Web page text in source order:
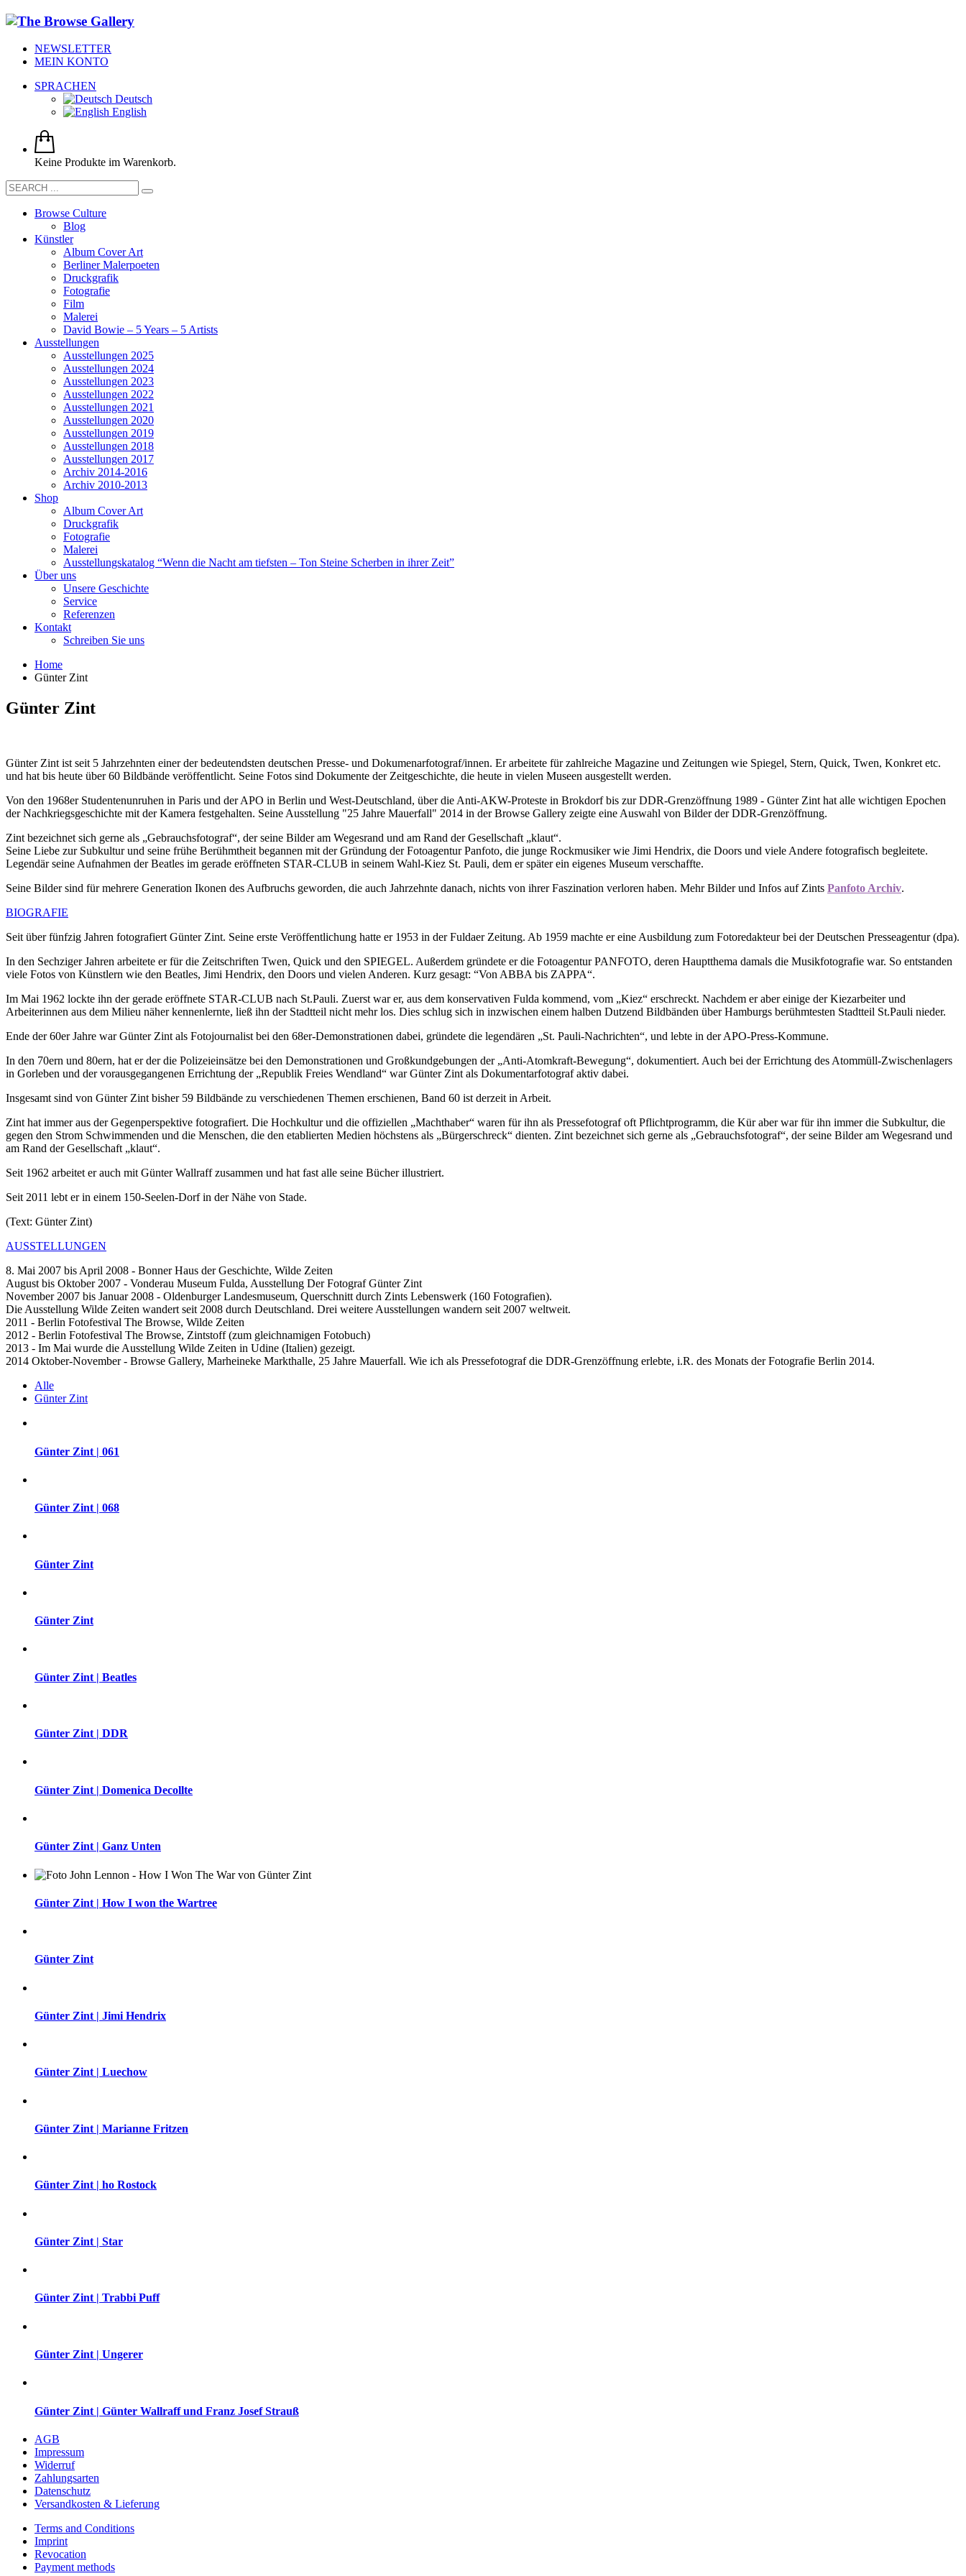
NEWSLETTER
MEIN KONTO
SPRACHEN
Deutsch
English
Keine Produkte im Warenkorb.
Browse Culture
Blog
Künstler
Album Cover Art
Berliner Malerpoeten
Druckgrafik
Fotografie
Film
Malerei
David Bowie – 5 Years – 5 Artists
Ausstellungen
Ausstellungen 2025
Ausstellungen 2024
Ausstellungen 2023
Ausstellungen 2022
Ausstellungen 2021
Ausstellungen 2020
Ausstellungen 2019
Ausstellungen 2018
Ausstellungen 2017
Archiv 2014-2016
Archiv 2010-2013
Shop
Album Cover Art
Druckgrafik
Fotografie
Malerei
Ausstellungskatalog “Wenn die Nacht am tiefsten – Ton Steine Scherben in ihrer Zeit”
Über uns
Unsere Geschichte
Service
Referenzen
Kontakt
Schreiben Sie uns
Home
Günter Zint
Günter Zint
Günter Zint ist seit 5 Jahrzehnten einer der bedeutendsten deutschen Presse- und Dokumenarfotograf/innen. Er arbeitete für zahlreiche Magazine und Zeitungen wie Spiegel, Stern, Quick, Twen, Konkret etc.
und hat bis heute über 60 Bildbände veröffentlicht. Seine Fotos sind Dokumente der Zeitgeschichte, die heute in vielen Museen ausgestellt werden.
Von den 1968er Studentenunruhen in Paris und der APO in Berlin und West-Deutschland, über die Anti-AKW-Proteste in Brokdorf bis zur DDR-Grenzöffnung 1989 - Günter Zint hat alle wichtigen Epochen
der Nachkriegsgeschichte mit der Kamera festgehalten. Seine Ausstellung "25 Jahre Mauerfall" 2014 in der Browse Gallery zeigte eine Auswahl von Bilder der DDR-Grenzöffnung.
Zint bezeichnet sich gerne als „Gebrauchsfotograf“, der seine Bilder am Wegesrand und am Rand der Gesellschaft „klaut“.
Seine Liebe zur Subkultur und seine frühe Berühmtheit begannen mit der Gründung der Fotoagentur Panfoto, die junge Rockmusiker wie Jimi Hendrix, die Doors und viele Andere fotografisch begleitete.
Legendär seine Aufnahmen der Beatles im gerade eröffneten STAR-CLUB in seinem Wahl-Kiez St. Pauli, dem er später ein eigenes Museum verschaffte.
Seine Bilder sind für mehrere Generation Ikonen des Aufbruchs geworden, die auch Jahrzehnte danach, nichts von ihrer Faszination verloren haben. Mehr Bilder und Infos auf Zints Panfoto Archiv.
BIOGRAFIE
Seit über fünfzig Jahren fotografiert Günter Zint. Seine erste Veröffentlichung hatte er 1953 in der Fuldaer Zeitung. Ab 1959 machte er eine Ausbildung zum Fotoredakteur bei der Deutschen Presseagentur (dpa).
In den Sechziger Jahren arbeitete er für die Zeitschriften Twen, Quick und den SPIEGEL. Außerdem gründete er die Fotoagentur PANFOTO, deren Hauptthema damals die Musikfotografie war. So entstanden
viele Fotos von Künstlern wie den Beatles, Jimi Hendrix, den Doors und vielen Anderen. Kurz gesagt: “Von ABBA bis ZAPPA“.
Im Mai 1962 lockte ihn der gerade eröffnete STAR-CLUB nach St.Pauli. Zuerst war er, aus dem konservativen Fulda kommend, vom „Kiez“ erschreckt. Nachdem er aber einige der Kiezarbeiter und
Arbeiterinnen aus dem Milieu näher kennenlernte, ließ ihn der Stadtteil nicht mehr los. Dies schlug sich in inzwischen einem halben Dutzend Bildbänden über Hamburgs berühmtesten Stadtteil St.Pauli nieder.
Ende der 60er Jahre war Günter Zint als Fotojournalist bei den 68er-Demonstrationen dabei, gründete die legendären „St. Pauli-Nachrichten“, und lebte in der APO-Press-Kommune.
In den 70ern und 80ern, hat er der die Polizeieinsätze bei den Demonstrationen und Großkundgebungen der „Anti-Atomkraft-Bewegung“, dokumentiert. Auch bei der Errichtung des Atommüll-Zwischenlagers
in Gorleben und der vorausgegangenen Errichtung der „Republik Freies Wendland“ war Günter Zint als Dokumentarfotograf aktiv dabei.
Insgesamt sind von Günter Zint bisher 59 Bildbände zu verschiedenen Themen erschienen, Band 60 ist derzeit in Arbeit.
Zint hat immer aus der Gegenperspektive fotografiert. Die Hochkultur und die offiziellen „Machthaber“ waren für ihn als Pressefotograf oft Pflichtprogramm, die Kür aber war für ihn immer die Subkultur, die
gegen den Strom Schwimmenden und die Menschen, die den etablierten Medien höchstens als „Bürgerschreck“ dienten. Zint bezeichnet sich gerne als „Gebrauchsfotograf“, der seine Bilder am Wegesrand und
am Rand der Gesellschaft „klaut“.
Seit 1962 arbeitet er auch mit Günter Wallraff zusammen und hat fast alle seine Bücher illustriert.
Seit 2011 lebt er in einem 150-Seelen-Dorf in der Nähe von Stade.
(Text: Günter Zint)
AUSSTELLUNGEN
8. Mai 2007 bis April 2008 - Bonner Haus der Geschichte, Wilde Zeiten
August bis Oktober 2007 - Vonderau Museum Fulda, Ausstellung Der Fotograf Günter Zint
November 2007 bis Januar 2008 - Oldenburger Landesmuseum, Querschnitt durch Zints Lebenswerk (160 Fotografien).
Die Ausstellung Wilde Zeiten wandert seit 2008 durch Deutschland. Drei weitere Ausstellungen wandern seit 2007 weltweit.
2011 - Berlin Fotofestival The Browse, Wilde Zeiten
2012 - Berlin Fotofestival The Browse, Zintstoff (zum gleichnamigen Fotobuch)
2013 - Im Mai wurde die Ausstellung Wilde Zeiten in Udine (Italien) gezeigt.
2014 Oktober-November - Browse Gallery, Marheineke Markthalle, 25 Jahre Mauerfall. Wie ich als Pressefotograf die DDR-Grenzöffnung erlebte, i.R. des Monats der Fotografie Berlin 2014.
Alle
Günter Zint
Günter Zint | 061
Günter Zint | 068
Günter Zint
Günter Zint
Günter Zint | Beatles
Günter Zint | DDR
Günter Zint | Domenica Decollte
Günter Zint | Ganz Unten
Günter Zint | How I won the Wartree
Günter Zint
Günter Zint | Jimi Hendrix
Günter Zint | Luechow
Günter Zint | Marianne Fritzen
Günter Zint | ho Rostock
Günter Zint | Star
Günter Zint | Trabbi Puff
Günter Zint | Ungerer
Günter Zint | Günter Wallraff und Franz Josef Strauß
AGB
Impressum
Widerruf
Zahlungsarten
Datenschutz
Versandkosten & Lieferung
Terms and Conditions
Imprint
Revocation
Payment methods